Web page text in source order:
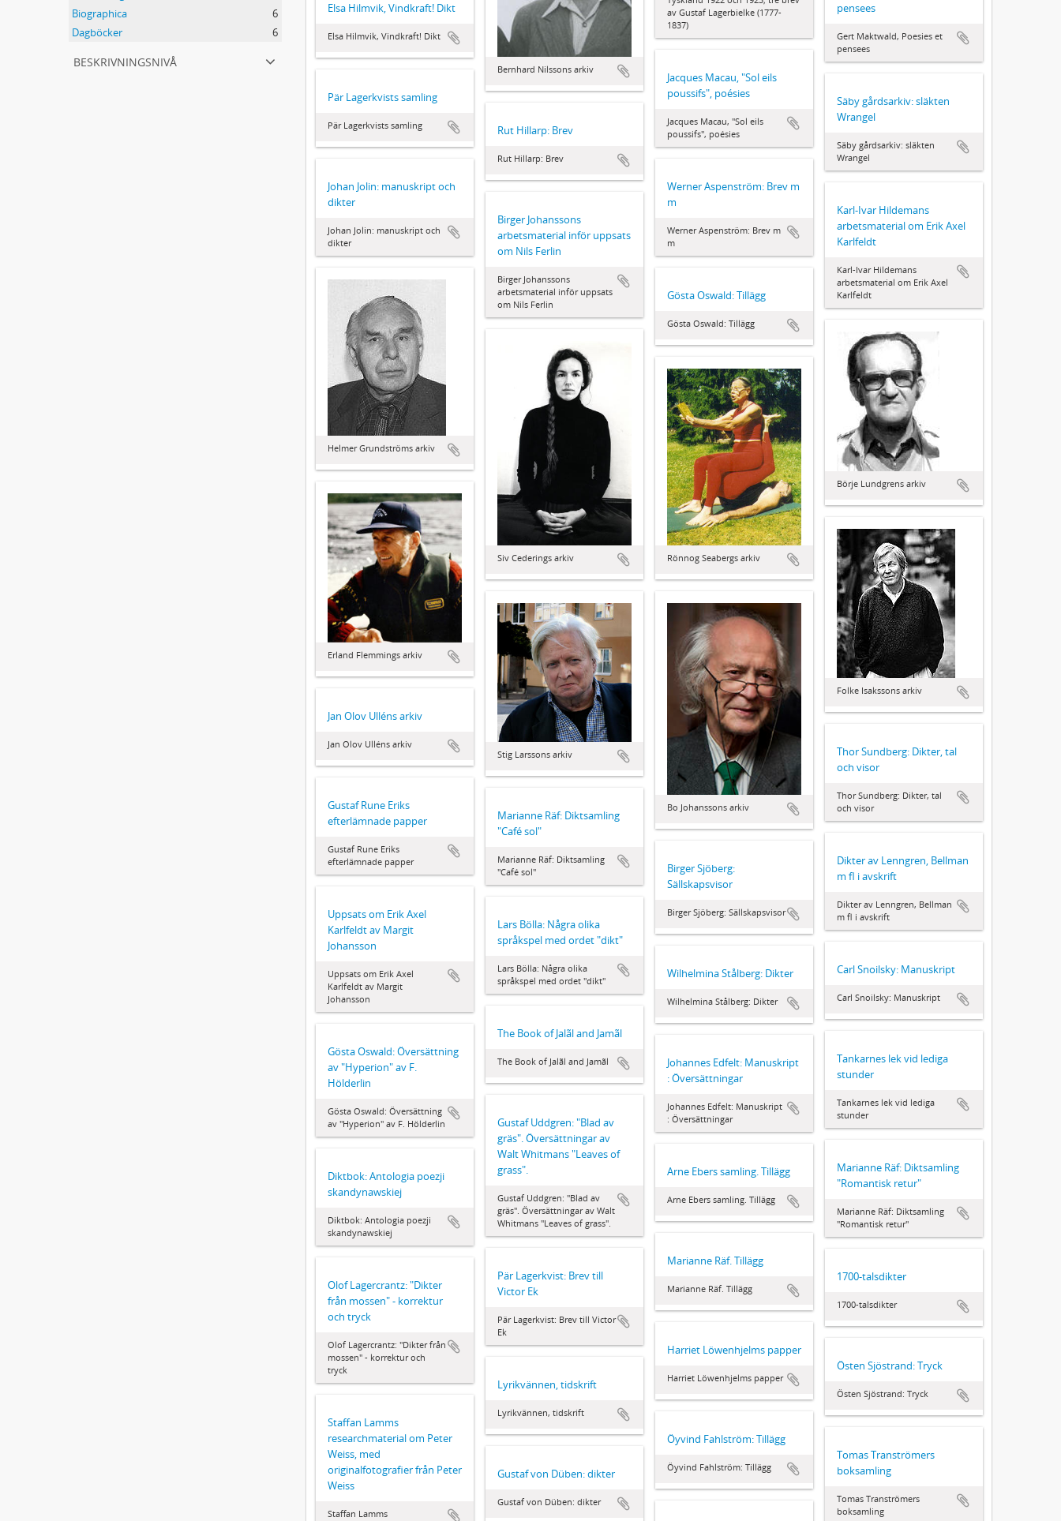
Biographica
6
Dagböcker
6
beskrivningsnivå
av Gustaf Lagerbielke (1777-
1837)
Bernhard Nilssons arkiv
pensees
Gert Maktwald, Poesies et
pensees
Elsa Hilmvik, Vindkraft! Dikt
Elsa Hilmvik, Vindkraft! Dikt
Jacques Macau, "Sol eils
poussifs", poésies
Jacques Macau, "Sol eils
poussifs", poésies
Pär Lagerkvists samling
Pär Lagerkvists samling
Säby gårdsarkiv: släkten
Wrangel
Säby gårdsarkiv: släkten
Wrangel
Rut Hillarp: Brev
Rut Hillarp: Brev
Johan Jolin: manuskript och
dikter
Johan Jolin: manuskript och
dikter
Werner Aspenström: Brev m
m
Werner Aspenström: Brev m
m
Karl-Ivar Hildemans
arbetsmaterial om Erik Axel
Karlfeldt
Karl-Ivar Hildemans
arbetsmaterial om Erik Axel
Karlfeldt
Birger Johanssons
arbetsmaterial inför uppsats
om Nils Ferlin
Birger Johanssons
arbetsmaterial inför uppsats
om Nils Ferlin
Helmer Grundströms arkiv
Gösta Oswald: Tillägg
Gösta Oswald: Tillägg
Börje Lundgrens arkiv
Siv Cederings arkiv Rönnog Seabergs arkiv
Erland Flemmings arkiv
Folke Isakssons arkiv
Bo Johanssons arkiv
Stig Larssons arkiv
Jan Olov Ulléns arkiv
Jan Olov Ulléns arkiv
Thor Sundberg: Dikter, tal
och visor
Thor Sundberg: Dikter, tal
och visor
Gustaf Rune Eriks
efterlämnade papper
Gustaf Rune Eriks
efterlämnade papper
Marianne Räf: Diktsamling
"Café sol"
Marianne Räf: Diktsamling
"Café sol"
Dikter av Lenngren, Bellman
m fl i avskrift
Dikter av Lenngren, Bellman
m fl i avskrift
Birger Sjöberg:
Sällskapsvisor
Birger Sjöberg: Sällskapsvisor
Uppsats om Erik Axel
Karlfeldt av Margit
Johansson
Uppsats om Erik Axel
Karlfeldt av Margit
Johansson
Lars Bölla: Några olika
språkspel med ordet "dikt"
Lars Bölla: Några olika
språkspel med ordet "dikt"
Carl Snoilsky: Manuskript
Carl Snoilsky: Manuskript
Wilhelmina Stålberg: Dikter
Wilhelmina Stålberg: Dikter
The Book of Jalãl and Jamãl
The Book of Jalãl and Jamãl
Gösta Oswald: Översättning
av "Hyperion" av F.
Hölderlin
Gösta Oswald: Översättning
av "Hyperion" av F. Hölderlin
Tankarnes lek vid lediga
stunder
Tankarnes lek vid lediga
stunder
Johannes Edfelt: Manuskript
: Översättningar
Johannes Edfelt: Manuskript
: Översättningar
Gustaf Uddgren: "Blad av
gräs". Översättningar av
Walt Whitmans "Leaves of
grass".
Gustaf Uddgren: "Blad av
gräs". Översättningar av Walt
Whitmans "Leaves of grass".
Marianne Räf: Diktsamling
"Romantisk retur"
Marianne Räf: Diktsamling
"Romantisk retur"
Arne Ebers samling. Tillägg
Arne Ebers samling. Tillägg
Diktbok: Antologia poezji
skandynawskiej
Diktbok: Antologia poezji
skandynawskiej
Marianne Räf. Tillägg
Marianne Räf. Tillägg
Pär Lagerkvist: Brev till
Victor Ek
Pär Lagerkvist: Brev till Victor
Ek
1700-talsdikter
1700-talsdikter
Olof Lagercrantz: "Dikter
från mossen" - korrektur
och tryck
Olof Lagercrantz: "Dikter från
mossen" - korrektur och
tryck
Harriet Löwenhjelms papper
Harriet Löwenhjelms papper
Östen Sjöstrand: Tryck
Östen Sjöstrand: Tryck
Lyrikvännen, tidskrift
Lyrikvännen, tidskrift
Staffan Lamms
researchmaterial om Peter
Weiss, med
originalfotografier från Peter
Weiss
Staffan Lamms
Öyvind Fahlström: Tillägg
Öyvind Fahlström: Tillägg
Tomas Tranströmers
boksamling
Tomas Tranströmers
boksamling
Gustaf von Düben: dikter
Gustaf von Düben: dikter